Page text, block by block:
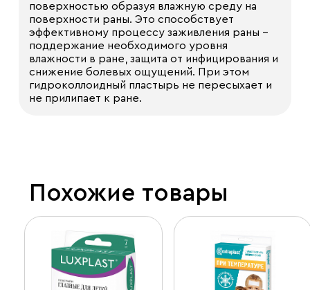
поверхностью образуя влажную среду на
поверхности раны. Это способствует
эффективному процессу заживления раны -
поддержание необходимого уровня
влажности в ране, защита от инфицирования и
снижение болевых ощущений. При этом
гидроколлоидный пластырь не пересыхает и
не прилипает к ране.
Похожие товары